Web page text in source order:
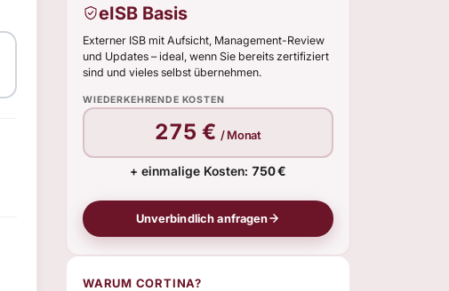
eISB Basis
Externer ISB mit Aufsicht, Management-Review
und Updates – ideal, wenn Sie bereits zertifiziert
sind und vieles selbst übernehmen.
WIEDERKEHRENDE KOSTEN
275 € / Monat
+ einmalige Kosten: 750€
Unverbindlich anfragen
WARUM CORTINA?